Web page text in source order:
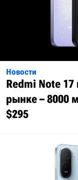
Новости
Redmi Note
рынке – 8000
$295